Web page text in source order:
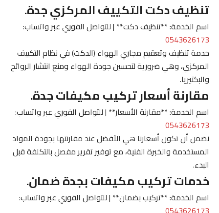
تنظيف دكت التكييف المركزي جدة.
اسم الخدمة: **تنظيف دكت** | للتواصل الفوري عبر واتساب:
0543626173
خدمة تنظيف وتعقيم مجاري الهواء (الدكت) في نظام التكييف
المركزي، وهي ضرورية لتحسين جودة الهواء ومنع انتشار الروائح
والبكتيريا.
مقارنة أسعار تركيب مكيفات جدة.
اسم الخدمة: **مقارنة الأسعار** | للتواصل الفوري عبر واتساب:
0543626173
نضمن أن تكون أسعارنا هي الأفضل عند مقارنتها بجودة المواد
المستخدمة والخبرة الفنية، مع توفير تقرير مفصل بالتكلفة قبل
البدء.
خدمات تركيب مكيفات بجدة ضمان.
اسم الخدمة: **تركيب بضمان** | للتواصل الفوري عبر واتساب: